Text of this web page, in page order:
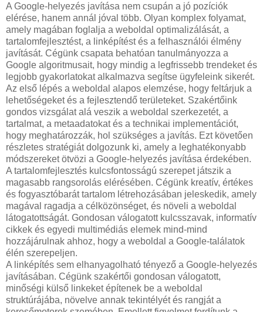
A Google-helyezés javítása nem csupán a jó pozíciók
elérése, hanem annál jóval több. Olyan komplex folyamat,
amely magában foglalja a weboldal optimalizálását, a
tartalomfejlesztést, a linképítést és a felhasználói élmény
javítását. Cégünk csapata behatóan tanulmányozza a
Google algoritmusait, hogy mindig a legfrissebb trendeket és
legjobb gyakorlatokat alkalmazva segítse ügyfeleink sikerét.
Az első lépés a weboldal alapos elemzése, hogy feltárjuk a
lehetőségeket és a fejlesztendő területeket. Szakértőink
gondos vizsgálat alá veszik a weboldal szerkezetét, a
tartalmat, a metaadatokat és a technikai implementációt,
hogy meghatározzák, hol szükséges a javítás. Ezt követően
részletes stratégiát dolgozunk ki, amely a leghatékonyabb
módszereket ötvözi a Google-helyezés javítása érdekében.
A tartalomfejlesztés kulcsfontosságú szerepet játszik a
magasabb rangsorolás elérésében. Cégünk kreatív, értékes
és fogyasztóbarát tartalom létrehozásában jeleskedik, amely
magával ragadja a célközönséget, és növeli a weboldal
látogatottságát. Gondosan válogatott kulcsszavak, informatív
cikkek és egyedi multimédiás elemek mind-mind
hozzájárulnak ahhoz, hogy a weboldal a Google-találatok
élén szerepeljen.
A linképítés sem elhanyagolható tényező a Google-helyezés
javításában. Cégünk szakértői gondosan válogatott,
minőségi külső linkeket építenek be a weboldal
struktúrájába, növelve annak tekintélyét és rangját a